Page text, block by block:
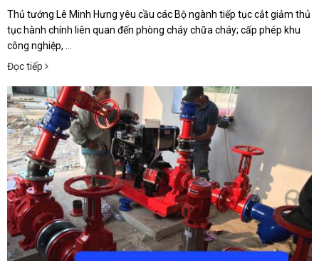
Thủ tướng Lê Minh Hưng yêu cầu các Bộ ngành tiếp tục cắt giảm thủ
tục hành chính liên quan đến phòng cháy chữa cháy; cấp phép khu
công nghiệp, ...
Đọc tiếp